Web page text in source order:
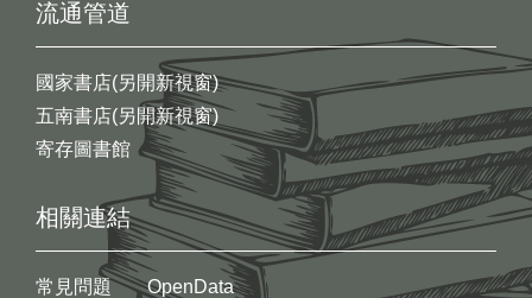
流通管道
國家書店(另開新視窗)
五南書店(另開新視窗)
寄存圖書館
相關連結
常見問題
OpenData